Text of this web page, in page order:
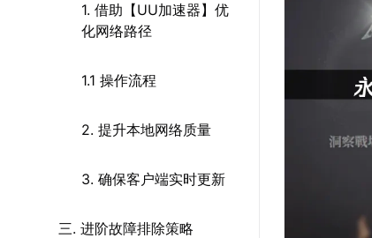
1. 借助【UU加速器】优
化网络路径
1.1 操作流程
2. 提升本地网络质量
3. 确保客户端实时更新
三. 进阶故障排除策略